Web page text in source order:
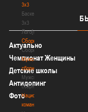
3х3
Баскетбол
3х3
Лого[modid=121]
Сборные
Сборные
Мужские
сборные
Мужские
сборные
Национальная
команда
Актуально
Чемпионат Женщины
Детские школы
Антидопинг
Фото